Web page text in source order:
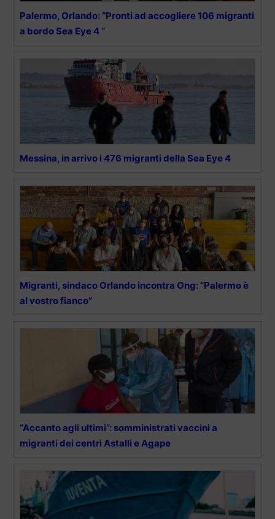
Palermo, Orlando: “Pronti ad accogliere 106 migranti
a bordo Sea Eye 4 “
Messina, in arrivo i 476 migranti della Sea Eye 4
Migranti, sindaco Orlando incontra Ong: “Palermo è
al vostro fianco”
“Accanto agli ultimi”: somministrati vaccini a
migranti dei centri Astalli e Agape